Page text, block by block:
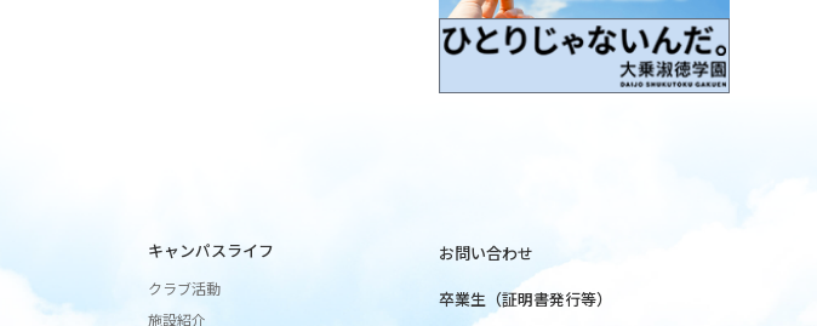
キャンパスライフ
クラブ活動
施設紹介
お問い合わせ
卒業生（証明書発行等）